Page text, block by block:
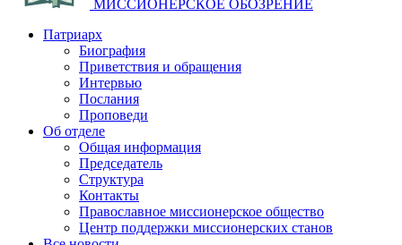
МИССИОНЕРСКОЕ ОБОЗРЕНИЕ
Патриарх
Биография
Приветствия и обращения
Интервью
Послания
Проповеди
Об отделе
Общая информация
Председатель
Структура
Контакты
Православное миссионерское общество
Центр поддержки миссионерских станов